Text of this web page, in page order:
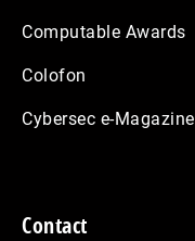
Computable Awards
Colofon
Cybersec e-Magazine
Contact